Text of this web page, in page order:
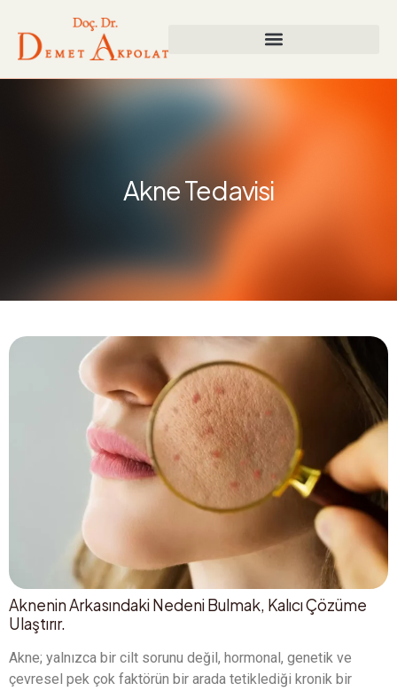
Akne Tedavisi
Aknenin Arkasındaki Nedeni Bulmak, Kalıcı Çözüme
Ulaştırır.
Akne; yalnızca bir cilt sorunu değil, hormonal, genetik ve
çevresel pek çok faktörün bir arada tetiklediği kronik bir